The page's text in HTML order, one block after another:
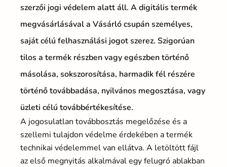
szerzői jogi védelem alatt áll. A digitális termék
megvásárlásával a Vásárló csupán személyes,
saját célú felhasználási jogot szerez. Szigorúan
tilos a termék részben vagy egészben történő
másolása, sokszorosítása, harmadik fél részére
történő továbbadása, nyilvános megosztása, vagy
üzleti célú továbbértékesítése.
A jogosulatlan továbbosztás megelőzése és a
szellemi tulajdon védelme érdekében a termék
technikai védelemmel van ellátva. A letöltött fájl
az első megnyitás alkalmával egy felugró ablakban